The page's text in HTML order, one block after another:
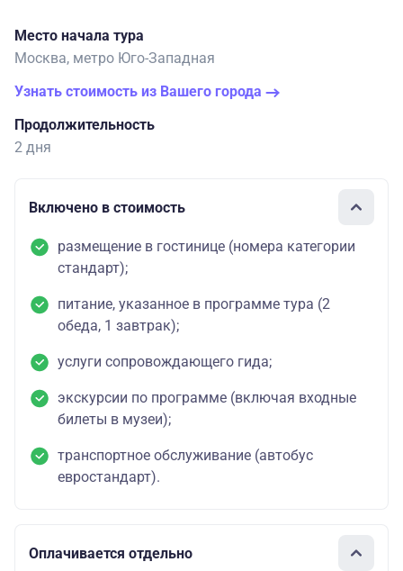
Место начала тура
Москва, метро Юго-Западная
Узнать стоимость из Вашего города
Продолжительность
2 дня
Включено в стоимость
размещение в гостинице (номера категории
стандарт);
питание, указанное в программе тура (2
обеда, 1 завтрак);
услуги сопровождающего гида;
экскурсии по программе (включая входные
билеты в музеи);
транспортное обслуживание (автобус
евростандарт).
Оплачивается отдельно